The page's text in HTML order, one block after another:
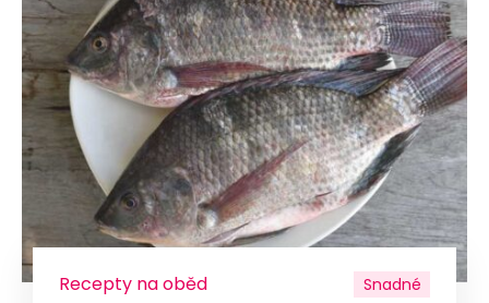
Recepty na oběd Snadné